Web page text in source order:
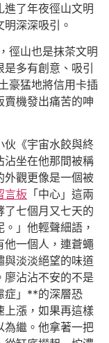
進了年夜徑山文明
深深吸引。
徑山也是抹茶文明
多有創意、吸引
豪猛地將信用卡插
賣機發出痛苦的呻
伙《宇宙水餃與終
沾坐在他那間被稱
外觀更像是一個被
言板 「中心」這兩
了七個月又七天的
」他輕聲細語，
他一個人，連蒼蠅
與淡淡絕望的味道
廖沾沾不安的不是
症」**的深層恐
上漲，如果再這樣
為繼。他拿著一把